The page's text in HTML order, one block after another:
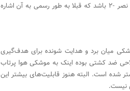
جینز دیفنس در ادامه نوشت: این موشک جدید ایران باید نوع ارتقا یافته نصر -۲ باشد که قبلا به طور رسمی به آن اشاره
میان برد و هدایت شونده برای هدف‌گیری
در ابتدا سلاحی ضد کشتی بوده اینک به موشکی هوا پرتاب
شده است. البته هنوز قابلیت‌های بیشتر این
نیست.